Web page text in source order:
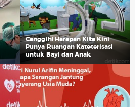
Canggih! Harapan Kita Kini
Punya Ruangan Kateterisasi
untuk Bayi dan Anak